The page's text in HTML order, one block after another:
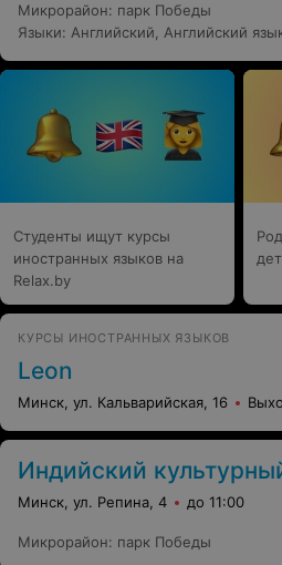
Микрорайон: парк Победы
Языки: Английский, Английский
Студенты ищут курсы
иностранных языков на
Relax.by
КУРСЫ ИНОСТРАННЫХ ЯЗЫКОВ
Leon
Минск, ул. Кальварийская, 16
Индийский культурный
Минск, ул. Репина, 4 до 11:00
Микрорайон: парк Победы